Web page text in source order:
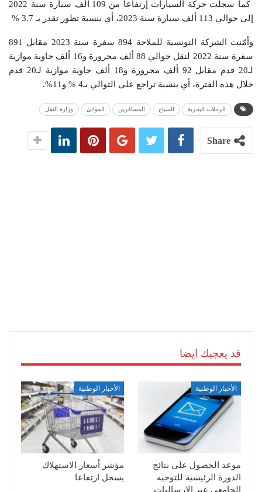
كما سجلت حركة السيارات إرتفاعا من 109 ألف سيارة سنة 2022
إلى حوالي 113 ألف سيارة سنة 2023، أي بنسبة تطور تقدر بـ 3.7 %
وأمّنت الشركة التونسية للملاحة 894 سفرة سنة 2023 مقابل 891
سفرة سنة 2022 لنقل حوالي 88 ألف مجرورة و16 ألف حاوية موازية
لـ20 قدم مقابل 92 ألف مجرورة و18 ألف حاوية موازية لـ20 قدم
خلال هذه الفترة، أي بنسبة تراجع على التوالي بـ4 % و11%.
الرحلات البحرية السياح المسافرين الموانئ وزارة النقل
Share
قد يعجبك ايضا
الأخبار الوطنية
موعد الحصول على نتائج
الدورة الرئيسية للتوجيه
الجامعي عبر الإرساليات
الأخبار الوطنية
مؤشر أسعار الاستهلاك
يسجل ارتفاعا